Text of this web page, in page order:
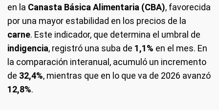
en la Canasta Básica Alimentaria (CBA), favorecida
por una mayor estabilidad en los precios de la
carne. Este indicador, que determina el umbral de
indigencia, registró una suba de 1,1% en el mes. En
la comparación interanual, acumuló un incremento
de 32,4%, mientras que en lo que va de 2026 avanzó
12,8%.